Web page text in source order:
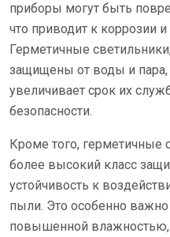
приборы могут быть
что приводит к коррозии
Герметичные
защищены от воды и пара,
увеличивает срок их
безопасности.
Кроме того,
более высокий класс
устойчивость к
пыли. Это особенно
повышенной